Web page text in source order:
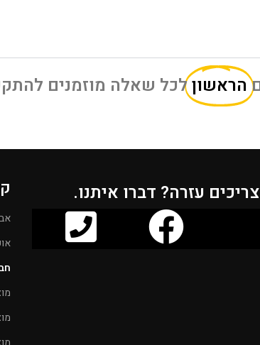
הראשוןלכל שאלה מוזמנים להתקשר בכל
צריכים עזרה? דברו איתנו.